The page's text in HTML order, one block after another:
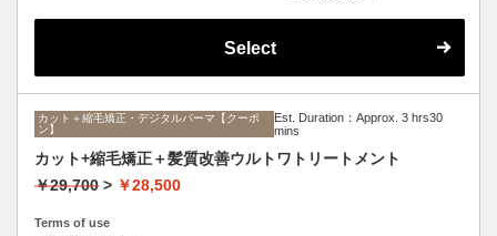
Select
カット＋縮毛矯正・デジタルパーマ【クーポ
ン】
Est. Duration：Approx. 3 hrs30
mins
カット+縮毛矯正＋髪質改善ウルトワトリートメント
￥29,700 > ￥28,500
Terms of use